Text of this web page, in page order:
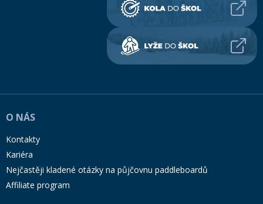
O NÁS
Kontakty
Kariéra
Nejčastěji kladené otázky na půjčovnu paddleboardů
Affiliate program